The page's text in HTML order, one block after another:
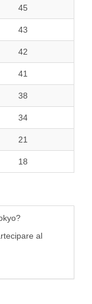
45
43
42
41
38
34
21
18
al